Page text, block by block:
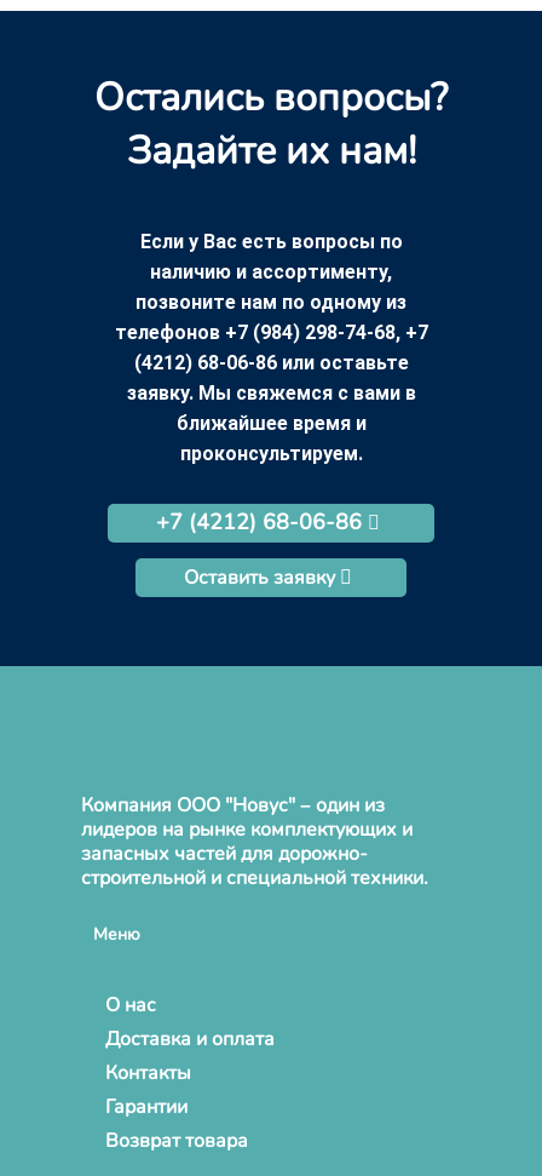
Остались вопросы?
Задайте их нам!
Если у Вас есть вопросы по
наличию и ассортименту,
позвоните нам по одному из
телефонов +7 (984) 298-74-68, +7
(4212) 68-06-86 или оставьте
заявку. Мы свяжемся с вами в
ближайшее время и
проконсультируем.
+7 (4212) 68-06-86
Оставить заявку
Компания ООО "Новус" – один из
лидеров на рынке комплектующих и
запасных частей для дорожно-
строительной и специальной техники.
Меню
О нас
Доставка и оплата
Контакты
Гарантии
Возврат товара